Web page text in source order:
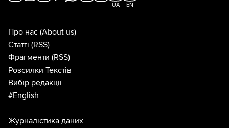
UA EN
Про нас (About us)
Статті (RSS)
Фрагменти (RSS)
Розсилки Текстів
Вибір редакції
#English
Журналістика даних